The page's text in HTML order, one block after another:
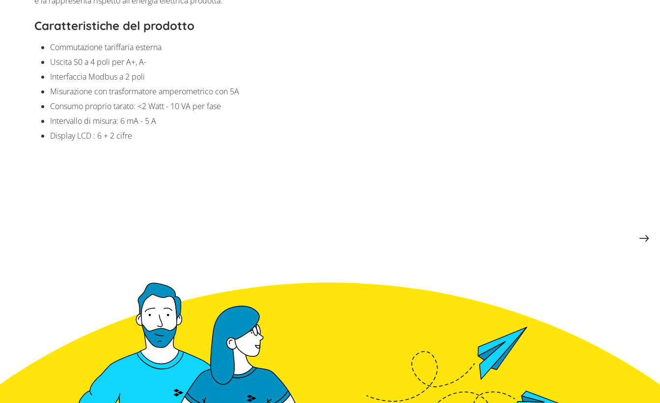
Solar-Log Pro 380 CT - Misurazione indiretta
Caratteristiche del prodotto
Commutazione tariffaria esterna
Uscita S0 a 4 poli per A+, A-
Interfaccia Modbus a 2 poli
Misurazione con trasformatore amperometrico con 5A
Consumo proprio tarato: <2 Watt - 10 VA per fase
Intervallo di misura: 6 mA - 5 A
Display LCD : 6 + 2 cifre